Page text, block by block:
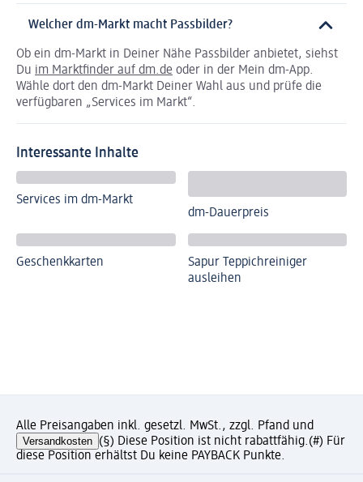
Welcher dm-Markt macht Passbilder?
Ob ein dm-Markt in Deiner Nähe Passbilder anbietet, siehst
Du im Marktfinder auf dm.de oder in der Mein dm-App.
Wähle dort den dm-Markt Deiner Wahl aus und prüfe die
verfügbaren „Services im Markt“.
Interessante Inhalte
Services im dm-Markt
dm-Dauerpreis
Geschenkkarten
Sapur Teppichreiniger
ausleihen
Alle Preisangaben inkl. gesetzl. MwSt., zzgl. Pfand und
Versandkosten (§) Diese Position ist nicht rabattfähig.(#) Für
diese Position erhältst Du keine PAYBACK Punkte.